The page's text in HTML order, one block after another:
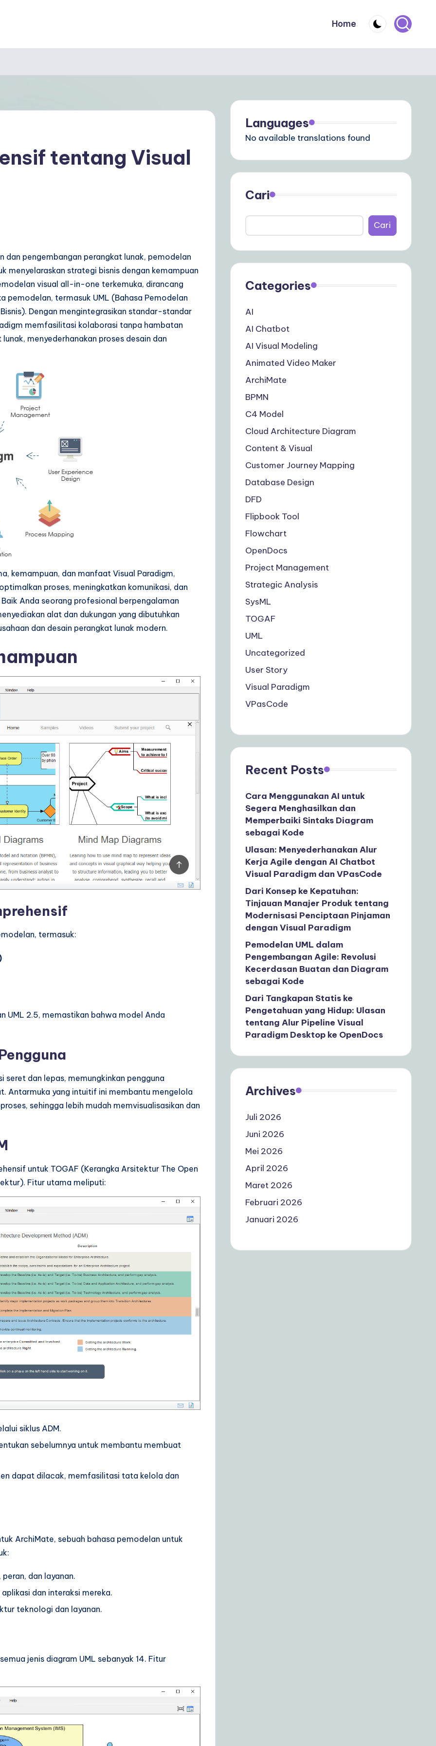
Home
tentang Visual
dan pengembangan perangkat lunak, pemodelan
menyelaraskan strategi bisnis dengan kemampuan
visual all-in-one terkemuka, dirancang
pemodelan, termasuk UML (Bahasa Pemodelan
Dengan mengintegrasikan standar-standar
memfasilitasi kolaborasi tanpa hambatan
menyederhanakan proses desain dan
kemampuan, dan manfaat Visual Paradigm,
proses, meningkatkan komunikasi, dan
Anda seorang profesional berpengalaman
alat dan dukungan yang dibutuhkan
dan desain perangkat lunak modern.
termasuk:
UML 2.5, memastikan bahwa model Anda
seret dan lepas, memungkinkan pengguna
Antarmuka yang intuitif ini membantu mengelola
sehingga lebih mudah memvisualisasikan dan
untuk TOGAF (Kerangka Arsitektur The Open
Fitur utama meliputi:
siklus ADM.
sebelumnya untuk membantu membuat
dapat dilacak, memfasilitasi tata kelola dan
ArchiMate, sebuah bahasa pemodelan untuk
dan layanan.
dan interaksi mereka.
teknologi dan layanan.
jenis diagram UML sebanyak 14. Fitur
Languages
No available translations found
Cari
Cari
Categories
AI
AI Chatbot
AI Visual Modeling
Animated Video Maker
ArchiMate
BPMN
C4 Model
Cloud Architecture Diagram
Content & Visual
Customer Journey Mapping
Database Design
DFD
Flipbook Tool
Flowchart
OpenDocs
Project Management
Strategic Analysis
SysML
TOGAF
UML
Uncategorized
User Story
Visual Paradigm
VPasCode
Recent Posts
Cara Menggunakan AI untuk
Segera Menghasilkan dan
Memperbaiki Sintaks Diagram
sebagai Kode
Ulasan: Menyederhanakan Alur
Kerja Agile dengan AI Chatbot
Visual Paradigm dan VPasCode
Dari Konsep ke Kepatuhan:
Tinjauan Manajer Produk tentang
Modernisasi Penciptaan Pinjaman
dengan Visual Paradigm
Pemodelan UML dalam
Pengembangan Agile: Revolusi
Kecerdasan Buatan dan Diagram
sebagai Kode
Dari Tangkapan Statis ke
Pengetahuan yang Hidup: Ulasan
tentang Alur Pipeline Visual
Paradigm Desktop ke OpenDocs
Archives
Juli 2026
Juni 2026
Mei 2026
April 2026
Maret 2026
Februari 2026
Januari 2026